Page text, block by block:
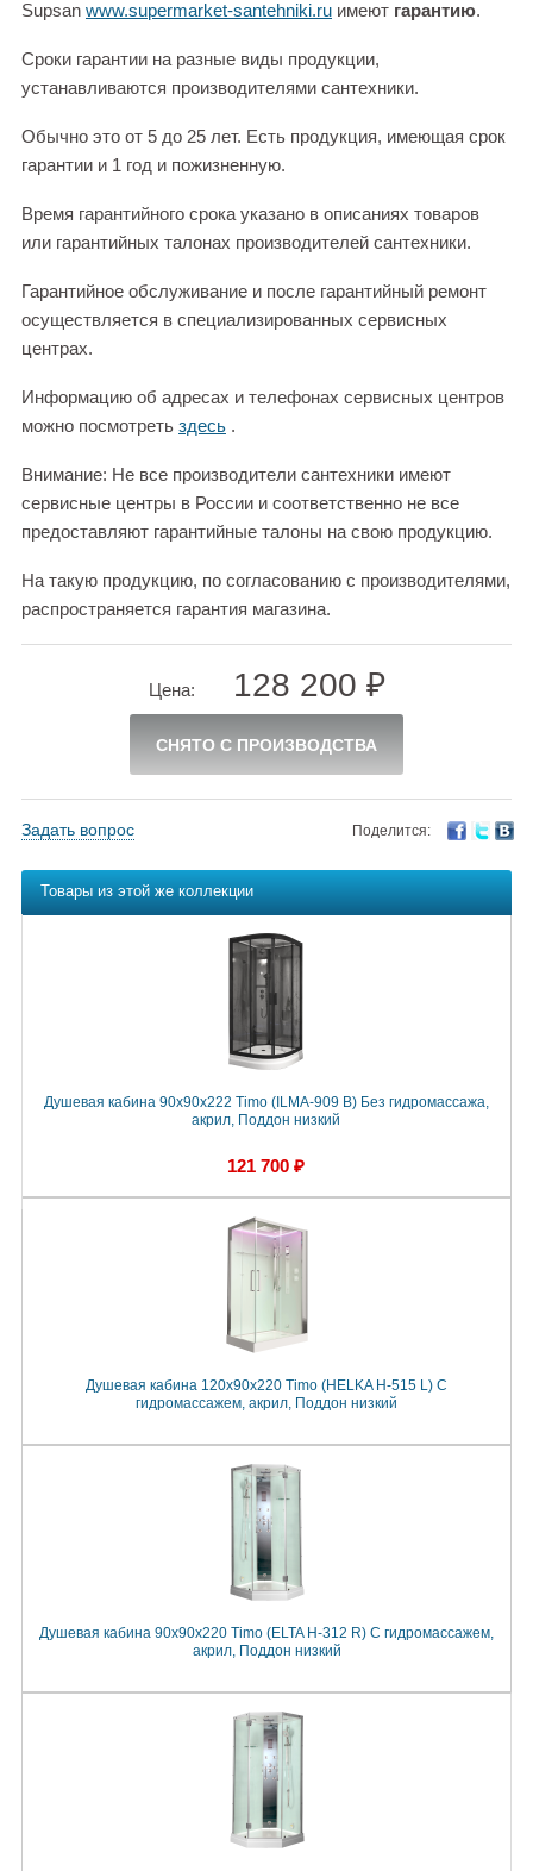
Supsan www.supermarket-santehniki.ru имеют гарантию.
Сроки гарантии на разные виды продукции,
устанавливаются производителями сантехники.
Обычно это от 5 до 25 лет. Есть продукция, имеющая срок
гарантии и 1 год и пожизненную.
Время гарантийного срока указано в описаниях товаров
или гарантийных талонах производителей сантехники.
Гарантийное обслуживание и после гарантийный ремонт
осуществляется в специализированных сервисных
центрах.
Информацию об адресах и телефонах сервисных центров
можно посмотреть здесь .
Внимание: Не все производители сантехники имеют
сервисные центры в России и соответственно не все
предоставляют гарантийные талоны на свою продукцию.
На такую продукцию, по согласованию с производителями,
распространяется гарантия магазина.
Цена: 128 200 ₽
СНЯТО С ПРОИЗВОДСТВА
Задать вопрос Поделится:
Товары из этой же коллекции
Душевая кабина 90x90x222 Timo (ILMA-909 B) Без гидромассажа,
акрил, Поддон низкий
121 700 ₽
Душевая кабина 120x90x220 Timo (HELKA Н-515 L) С
гидромассажем, акрил, Поддон низкий
Душевая кабина 90x90x220 Timo (ELTA H-312 R) С гидромассажем,
акрил, Поддон низкий